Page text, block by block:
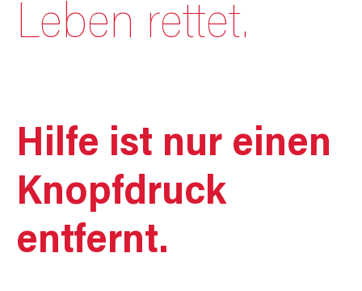
Leben rettet.
Hilfe ist nur einen
Knopfdruck
entfernt.